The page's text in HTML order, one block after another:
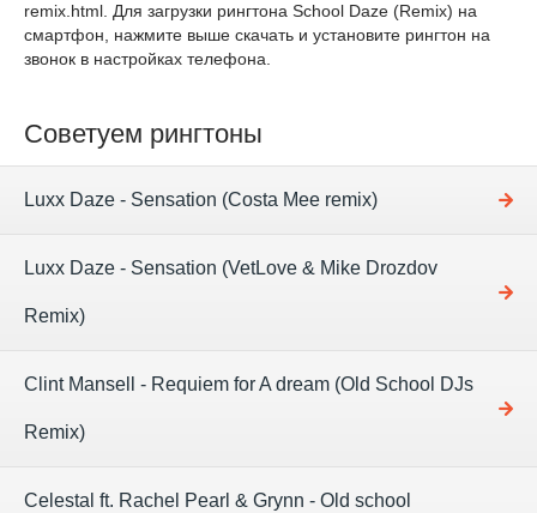
remix.html . Для загрузки рингтона School Daze (Remix) на
смартфон, нажмите выше скачать и установите рингтон на
звонок в настройках телефона.
Советуем рингтоны
Luxx Daze - Sensation (Costa Mee remix)
Luxx Daze - Sensation (VetLove & Mike Drozdov
Remix)
Clint Mansell - Requiem for A dream (Old School DJs
Remix)
Celestal ft. Rachel Pearl & Grynn - Old school